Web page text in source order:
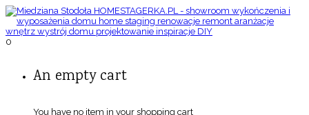
0
An empty cart
You have no item in your shopping cart